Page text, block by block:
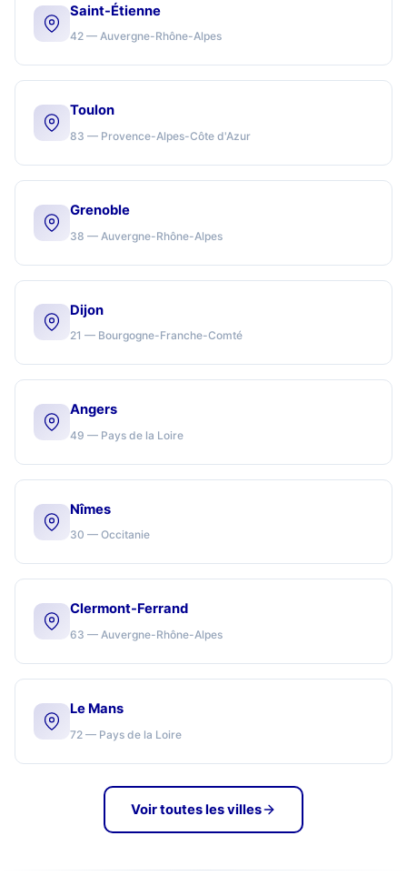
Saint-Étienne
42 — Auvergne-Rhône-Alpes
Toulon
83 — Provence-Alpes-Côte d'Azur
Grenoble
38 — Auvergne-Rhône-Alpes
Dijon
21 — Bourgogne-Franche-Comté
Angers
49 — Pays de la Loire
Nîmes
30 — Occitanie
Clermont-Ferrand
63 — Auvergne-Rhône-Alpes
Le Mans
72 — Pays de la Loire
Voir toutes les villes